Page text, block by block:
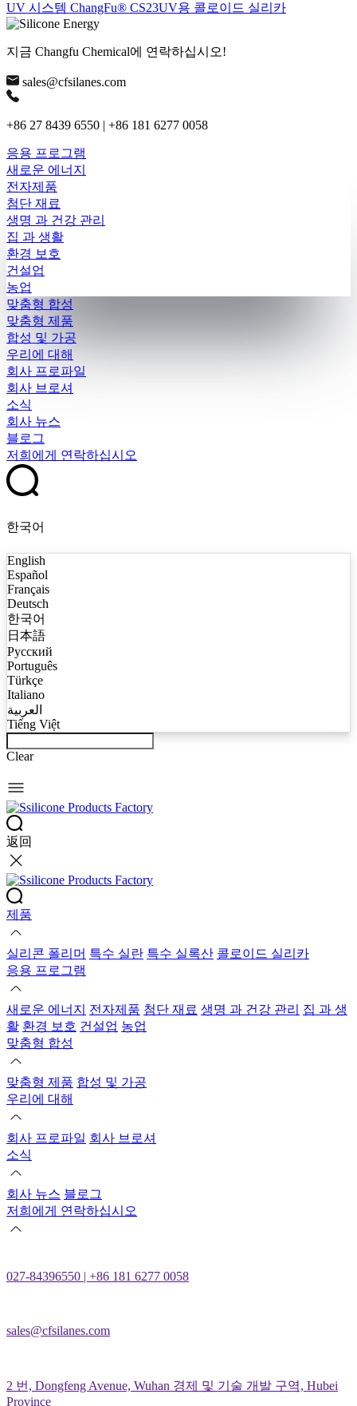
UV 시스템 ChangFu® CS23UV용 콜로이드 실리카
지금 Changfu Chemical에 연락하십시오!
sales@cfsilanes.com
+86 27 8439 6550 | +86 181 6277 0058
응용 프로그램
새로운 에너지
전자제품
첨단 재료
생명 과 건강 관리
집 과 생활
환경 보호
건설업
농업
맞춤형 합성
맞춤형 제품
합성 및 가공
우리에 대해
회사 프로파일
회사 브로셔
소식
회사 뉴스
블로그
저희에게 연락하십시오
한국어
English
Español
Français
Deutsch
한국어
日本語
Русский
Português
Türkçe
Italiano
العربية
Tiếng Việt
Clear
返回
제품
실리콘 폴리머 특수 실란 특수 실록산 콜로이드 실리카
응용 프로그램
새로운 에너지 전자제품 첨단 재료 생명 과 건강 관리 집 과 생
활 환경 보호 건설업 농업
맞춤형 합성
맞춤형 제품 합성 및 가공
우리에 대해
회사 프로파일 회사 브로셔
소식
회사 뉴스 블로그
저희에게 연락하십시오
027-84396550 | +86 181 6277 0058
sales@cfsilanes.com
2 번, Dongfeng Avenue, Wuhan 경제 및 기술 개발 구역, Hubei
Province